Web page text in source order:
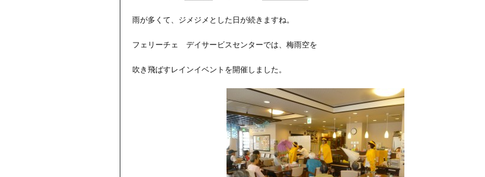
雨が多くて、ジメジメとした日が続きますね。
フェリーチェ デイサービスセンターでは、梅雨空を
吹き飛ばすレインイベントを開催しました。